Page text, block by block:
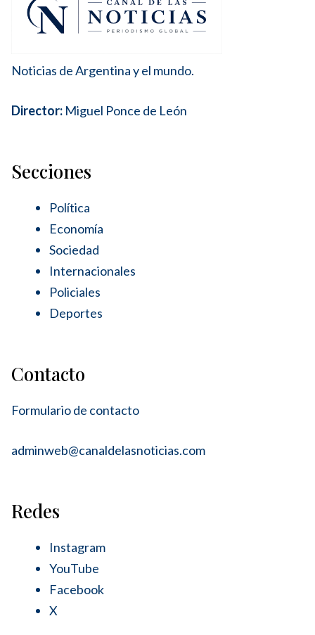
Noticias de Argentina y el mundo.
Director: Miguel Ponce de León
Secciones
Política
Economía
Sociedad
Internacionales
Policiales
Deportes
Contacto
Formulario de contacto
adminweb@canaldelasnoticias.com
Redes
Instagram
YouTube
Facebook
X